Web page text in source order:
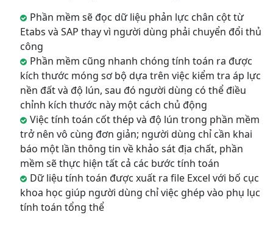
Phần mềm sẽ đọc dữ liệu phản lực chân cột từ
Etabs và SAP thay vì người dùng phải chuyển đổi thủ
công
Phần mềm cũng nhanh chóng tính toán ra được
kích thước móng sơ bộ dựa trên việc kiểm tra áp lực
nền đất và độ lún, sau đó người dùng có thể điều
chỉnh kích thước này một cách chủ động
Việc tính toán cốt thép và độ lún trong phần mềm
trở nên vô cùng đơn giản; người dùng chỉ cần khai
báo một lần thông tin về khảo sát địa chất, phần
mềm sẽ thực hiện tất cả các bước tính toán
Dữ liệu tính toán được xuất ra file Excel với bố cục
khoa học giúp người dùng chỉ việc ghép vào phụ lục
tính toán tổng thể